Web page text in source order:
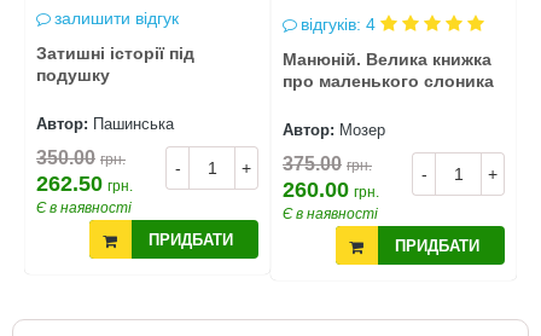
залишити відгук
Затишні історії під
подушку
Автор: Пашинська
- +
350.00 грн.
262.50 грн.
Є в наявності
ПРИДБАТИ
відгуків: 4
Манюній. Велика книжка
про маленького слоника
Автор: Мозер
- +
375.00 грн.
260.00 грн.
Є в наявності
ПРИДБАТИ